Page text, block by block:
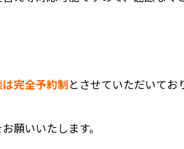
は完全予約制とさせていただいてお
願いいたします。